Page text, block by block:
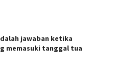
jawaban ketika
memasuki tanggal tua